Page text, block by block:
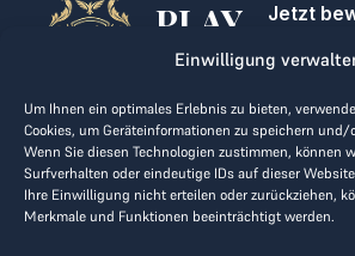
Einwilligung
Um Ihnen ein optimales Erlebnis zu bieten,
Cookies, um Geräteinformationen zu speichern und/
Wenn Sie diesen Technologien zustimmen, können
Surfverhalten oder eindeutige IDs auf dieser
Ihre Einwilligung nicht erteilen oder zurückziehen,
Merkmale und Funktionen beeinträchtigt werden.
PLAY
GOLF,
MAKE
BUSINESS
Jetzt
Kontakt
AGB
kontakt@the-loge.com
Unser freundliches Team hilft Ihnen